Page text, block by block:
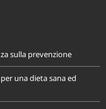
sulla prevenzione
una dieta sana ed